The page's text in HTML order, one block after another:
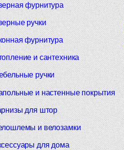
фурнитура
ручки
фурнитура
и сантехника
ручки
и настенные покрытия
для штор
и велозамки
для дома